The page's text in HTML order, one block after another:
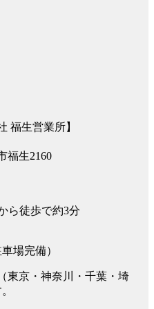
福生営業所】
福生2160
ら徒歩で約3分
場完備）
東京・神奈川・千葉・埼